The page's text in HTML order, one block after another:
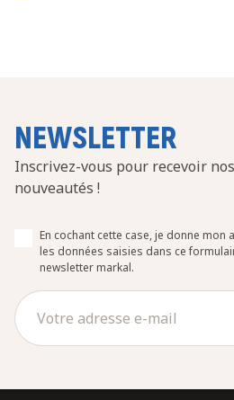
NEWSLETTER
Inscrivez-vous pour recevoir
nouveautés !
En cochant cette case, je donne
les données saisies dans ce
newsletter markal.